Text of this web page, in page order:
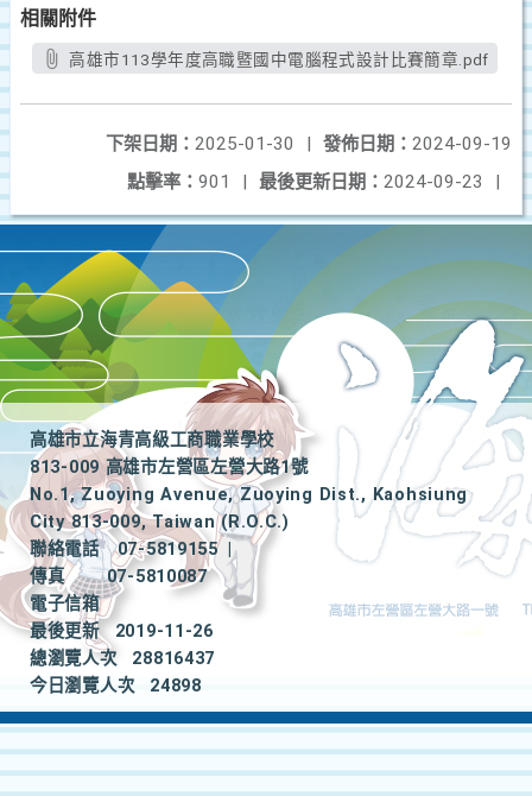
相關附件
高雄市113學年度高職暨國中電腦程式設計比賽簡章.pdf
發佈日期： 2024-09-19
下架日期： 2025-01-30
|
最後更新日期： 2024-09-23 |
點擊率： 901 |
高雄市立海青高級工商職業學校
813-009 高雄市左營區左營大路1號
No.1, Zuoying Avenue, Zuoying Dist., Kaohsiung
City 813-009, Taiwan (R.O.C.)
聯絡電話
07-5819155
|
傳真
07-5810087
電子信箱
最後更新
2019-11-26
總瀏覽人次
28816437
今日瀏覽人次
24898